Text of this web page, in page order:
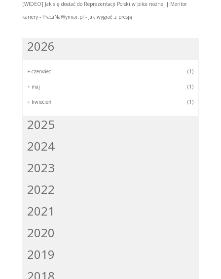
[WIDEO] Jak się dostać do Reprezentacji Polski w piłce nożnej | Mentor
kariery - PracaNaWymiar.pl - Jak wygrać z presją
2026
+ czerwiec (1)
+ maj (1)
+ kwiecień (1)
2025
2024
2023
2022
2021
2020
2019